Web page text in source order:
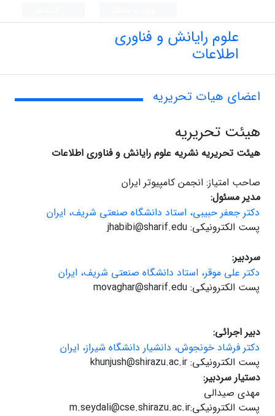
علوم رایانش و فناوری
اطلاعات
اعضای هیات تحریریه
هیئت تحریریه
هیئت تحریریه نشریه علوم رایانش و فناوری اطلاعات
صاحب امتیاز: انجمن کامپیوتر ایران
مدیر مسئول:
دکتر جعفر حبیبی، استاد دانشگاه صنعتی شریف، ایران
پست الکترونیکی: jhabibi@sharif.edu
سردبیر:
دکتر علی موقر، استاد دانشگاه صنعتی شریف، ایران
پست الکترونیکی: movaghar@sharif.edu
دبیر اجرائی:
دکتر فرشاد خونجوش، دانشیار دانشگاه شیراز، ایران
پست الکترونیکی: khunjush@shirazu.ac.ir
دستیار سردبیر:
مهدی صیدالی
پست الکترونیکی:m.seydali@cse.shirazu.ac.ir